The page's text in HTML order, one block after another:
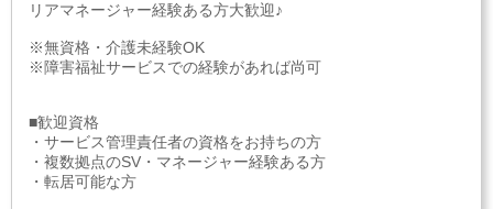
リアマネージャー経験ある方大歓迎♪
※無資格・介護未経験OK
※障害福祉サービスでの経験があれば尚可
■歓迎資格
・サービス管理責任者の資格をお持ちの方
・複数拠点のSV・マネージャー経験ある方
・転居可能な方